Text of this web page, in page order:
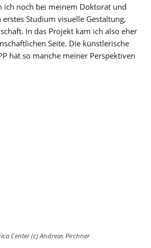
ich noch bei meinem Doktorat und
Studium visuelle Gestaltung,
In das Projekt kam ich also eher
Seite. Die künstlerische
hat so manche meiner Perspektiven
Center (c) Andreas Pirchner